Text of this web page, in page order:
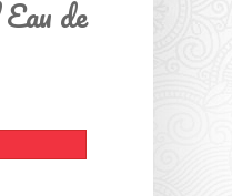
de